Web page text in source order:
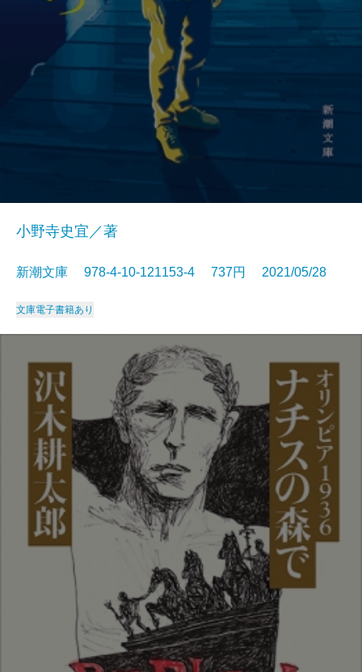
小野寺史宜／著
新潮文庫 978-4-10-121153-4 737円 2021/05/28
文庫電子書籍あり